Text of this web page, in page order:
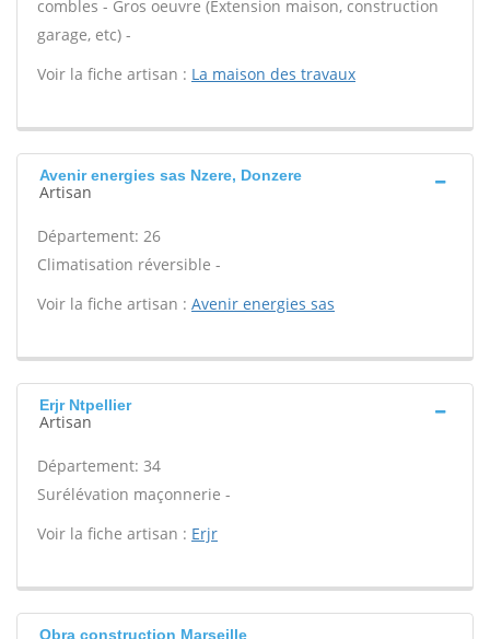
combles - Gros oeuvre (Extension maison, construction
garage, etc) -
Voir la fiche artisan : La maison des travaux
Avenir energies sas Nzere, Donzere
Artisan
Département: 26
Climatisation réversible -
Voir la fiche artisan : Avenir energies sas
Erjr Ntpellier
Artisan
Département: 34
Surélévation maçonnerie -
Voir la fiche artisan : Erjr
Obra construction Marseille